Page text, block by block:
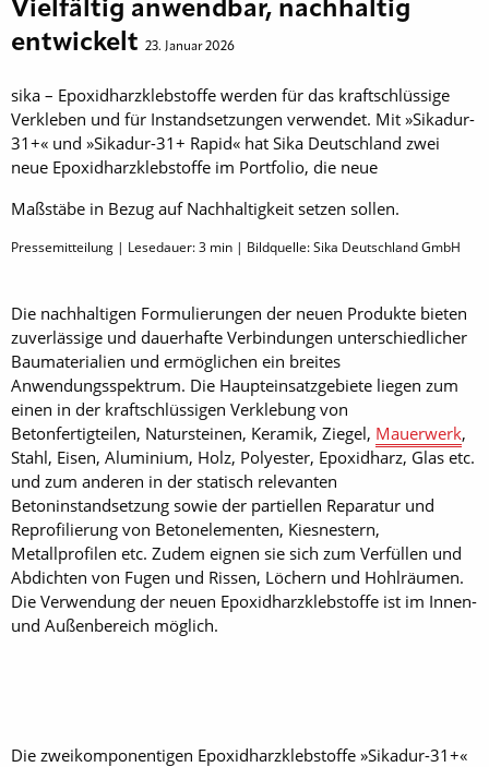
Vielfältig anwendbar, nachhaltig
entwickelt 23. Januar 2026
sika – Epoxidharzklebstoffe werden für das kraftschlüssige
Verkleben und für Instandsetzungen verwendet. Mit »Sikadur-
31+« und »Sikadur-31+ Rapid« hat Sika Deutschland zwei
neue Epoxidharzklebstoffe im Portfolio, die neue
Maßstäbe in Bezug auf Nachhaltigkeit setzen sollen.
Pressemitteilung | Lesedauer:3 min | Bildquelle: Sika Deutschland GmbH
Die nachhaltigen Formulierungen der neuen Produkte bieten
zuverlässige und dauerhafte Verbindungen unterschiedlicher
Baumaterialien und ermöglichen ein breites
Anwendungsspektrum. Die Haupteinsatzgebiete liegen zum
einen in der kraftschlüssigen Verklebung von
Betonfertigteilen, Natursteinen, Keramik, Ziegel, Mauerwerk,
Stahl, Eisen, Aluminium, Holz, Polyester, Epoxidharz, Glas etc.
und zum anderen in der statisch relevanten
Betoninstandsetzung sowie der partiellen Reparatur und
Reprofilierung von Betonelementen, Kiesnestern,
Metallprofilen etc. Zudem eignen sie sich zum Verfüllen und
Abdichten von Fugen und Rissen, Löchern und Hohlräumen.
Die Verwendung der neuen Epoxidharzklebstoffe ist im Innen-
und Außenbereich möglich.
Die zweikomponentigen Epoxidharzklebstoffe »Sikadur-31+«